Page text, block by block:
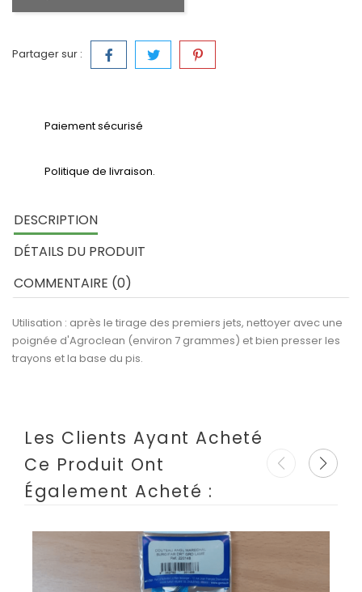
Partager sur :
Paiement sécurisé
Politique de livraison.
DESCRIPTION
DÉTAILS DU PRODUIT
COMMENTAIRE (0)
Utilisation : après le tirage des premiers jets, nettoyer avec une
poignée d'Agroclean (environ 7 grammes) et bien presser les
trayons et la base du pis.
Les Clients Ayant Acheté
Ce Produit Ont
Également Acheté :